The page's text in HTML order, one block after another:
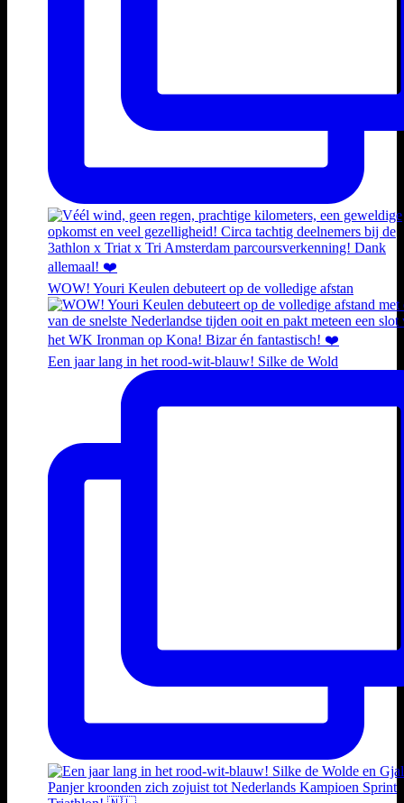
WOW! Youri Keulen debuteert op de volledige afstan
Een jaar lang in het rood-wit-blauw! Silke de Wold